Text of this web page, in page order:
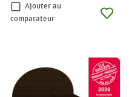
Ajouter au
comparateur